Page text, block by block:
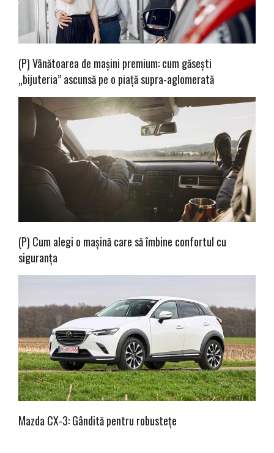
(P) Vânătoarea de mașini premium: cum găsești
„bijuteria” ascunsă pe o piață supra-aglomerată
(P) Cum alegi o mașină care să îmbine confortul cu
siguranța
Mazda CX-3: Gândită pentru robustețe